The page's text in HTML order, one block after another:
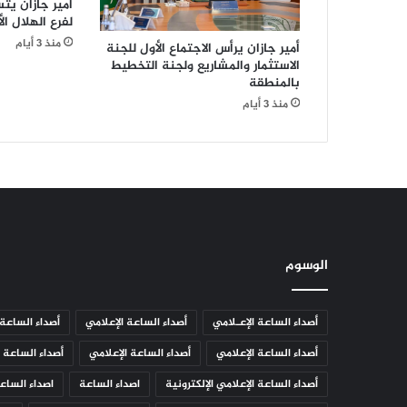
ة
ا
ل
ث
ق
ة
ب
ل
ي
ل
أمير جازان يرأس الاجتماع الأول للجنة
الاستثمار والمشاريع ولجنة التخطيط
بالمنطقة
منذ 3 أيام
أمير جازان
لفرع الهلال
منذ 3 أيام
الوسوم
أصداء الساعة الإعـلامي أصداء الساعة الإعلامي أصداء
أصداء الساعة الإعلامي
أصداء الساعة الإعلامي أصداء الساعة
أصداء الساعة الإعلامي الإلكترونية
اصداء الساعة
اصداء